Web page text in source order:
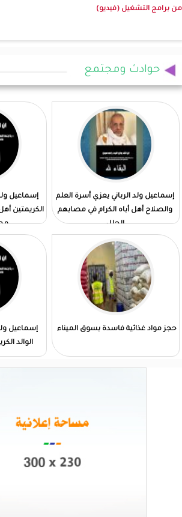
من برامج التشغيل (فيديو)
حوادث ومجتمع
إسماعيل ولد الرباني يعزي أسرة العلم
والصلاح أهل أباه الكرام في مصابهم
الجلل
إسماعيل
الكريمتين
حجز مواد غذائية فاسدة بسوق الميناء
إسماعيل
الوالد